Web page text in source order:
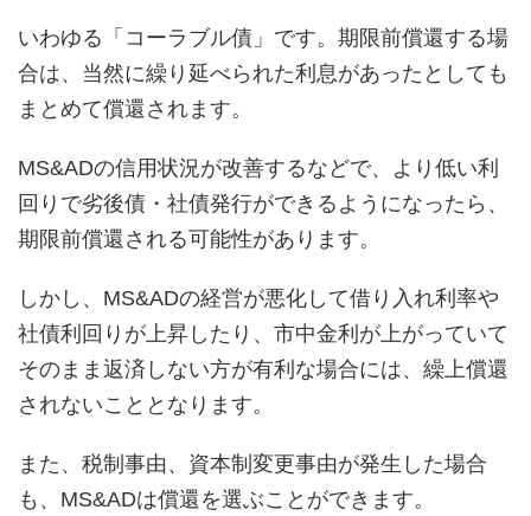
いわゆる「コーラブル債」です。期限前償還する場
合は、当然に繰り延べられた利息があったとしても
まとめて償還されます。
MS&ADの信用状況が改善するなどで、より低い利
回りで劣後債・社債発行ができるようになったら、
期限前償還される可能性があります。
しかし、MS&ADの経営が悪化して借り入れ利率や
社債利回りが上昇したり、市中金利が上がっていて
そのまま返済しない方が有利な場合には、繰上償還
されないこととなります。
また、税制事由、資本制変更事由が発生した場合
も、MS&ADは償還を選ぶことができます。